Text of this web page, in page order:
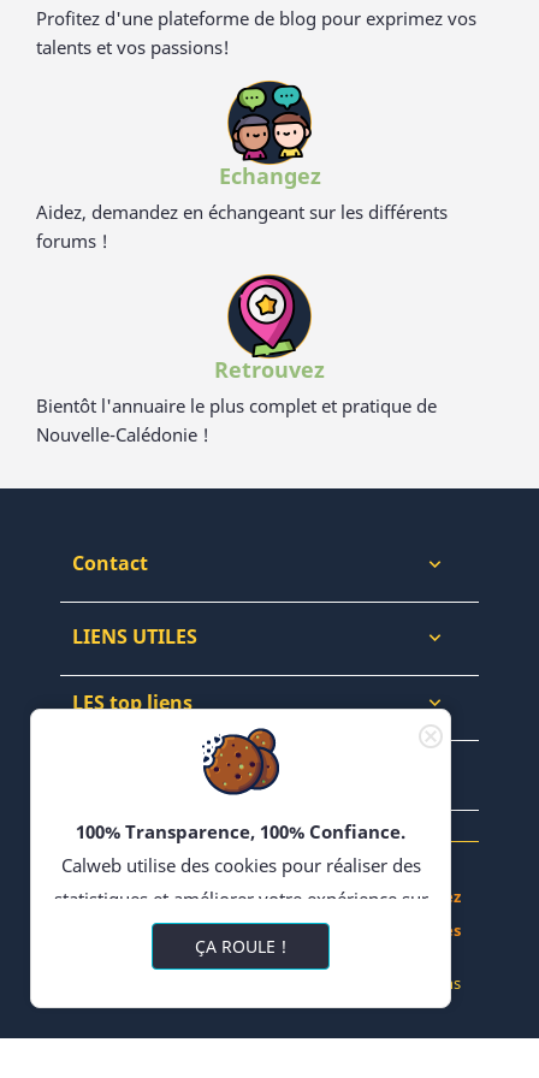
Profitez d'une plateforme de blog pour exprimez vos
talents et vos passions!
Echangez
Aidez, demandez en échangeant sur les différents
forums !
Retrouvez
Bientôt l'annuaire le plus complet et pratique de
Nouvelle-Calédonie !
Contact 
LIENS UTILES 
LES top liens 
NEWSLETTERS & WEB
100% Transparence, 100% Confiance.
Calweb utilise des cookies pour réaliser des
statistiques et améliorer votre expérience sur
son site. En poursuivant votre navigation,
vous acceptez l'utilisation de cookies ou
partenaire tiers pour la diffusion de publicités
ÇA ROULE !
Achetez, Vendez - Échangez en Forums - Bloguez
- Partagez vos Recettes
Réalisation Impulsions